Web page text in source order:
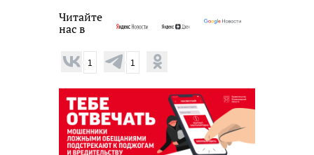
Читайте
нас в
1 1